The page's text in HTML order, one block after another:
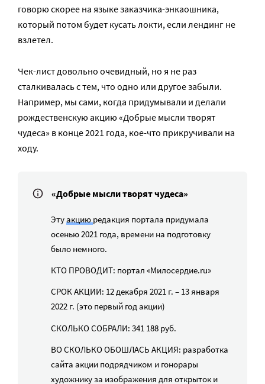
говорю скорее на языке заказчика-энкаошника,
который потом будет кусать локти, если лендинг не
взлетел.
Чек-лист довольно очевидный, но я не раз
сталкивалась с тем, что одно или другое забыли.
Например, мы сами, когда придумывали и делали
рождественскую акцию «Добрые мысли творят
чудеса» в конце 2021 года, кое-что прикручивали на
ходу.
«Добрые мысли творят чудеса»
Этуакциюредакция портала придумала
осенью 2021 года, времени на подготовку
было немного.
КТО ПРОВОДИТ: портал «Милосердие.ru»
СРОК АКЦИИ: 12 декабря 2021 г. – 13 января
2022 г. (это первый год акции)
СКОЛЬКО СОБРАЛИ: 341 188 руб.
ВО СКОЛЬКО ОБОШЛАСЬ АКЦИЯ: разработка
сайта акции подрядчиком и гонорары
художнику за изображения для открыток и